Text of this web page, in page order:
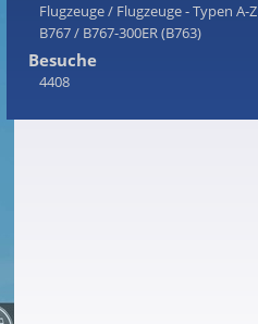
Flugzeuge/ Flugzeuge - Typen A-Z
B767/ B767-300ER (B763)
Besuche
4408